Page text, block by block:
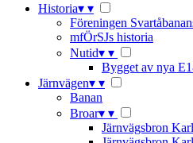
Historia▾ ▾
Föreningen
mfÖrSJs historia
Nutid▾ ▾
Bygget av nya
Järnvägen▾ ▾
Banan
Broar▾ ▾
Järnvägsbron